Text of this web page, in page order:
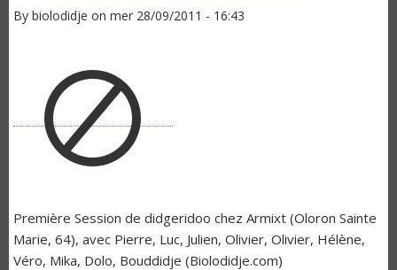
By biolodidje on mer 28/09/2011 - 16:43
Première Session de didgeridoo chez Armixt (Oloron Sainte
Marie, 64), avec Pierre, Luc, Julien, Olivier, Olivier, Hélène,
Véro, Mika, Dolo, Bouddidje (Biolodidje.com)